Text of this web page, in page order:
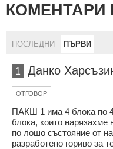
КОМЕНТАРИ
ПОСЛЕДНИ ПЪРВИ
1 Данко
ОТГОВОР
ПАКШ 1 има 4 блока по
блока, които нарязахме
по лошо състояние от
разработено гориво за